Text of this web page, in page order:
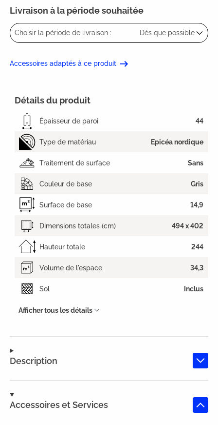
Livraison à la période souhaitée
Choisir la période de livraison : Dès que possible
Accessoires adaptés à ce produit
Description
Accessoires et Services
Détails du produit
Épaisseur de paroi 44
Type de matériau Epicéa nordique
Traitement de surface Sans
Couleur de base Gris
Surface de base 14,9
Dimensions totales (cm) 494 x 402
Hauteur totale 244
Volume de l'espace 34,3
Sol Inclus
Afficher tous les détails